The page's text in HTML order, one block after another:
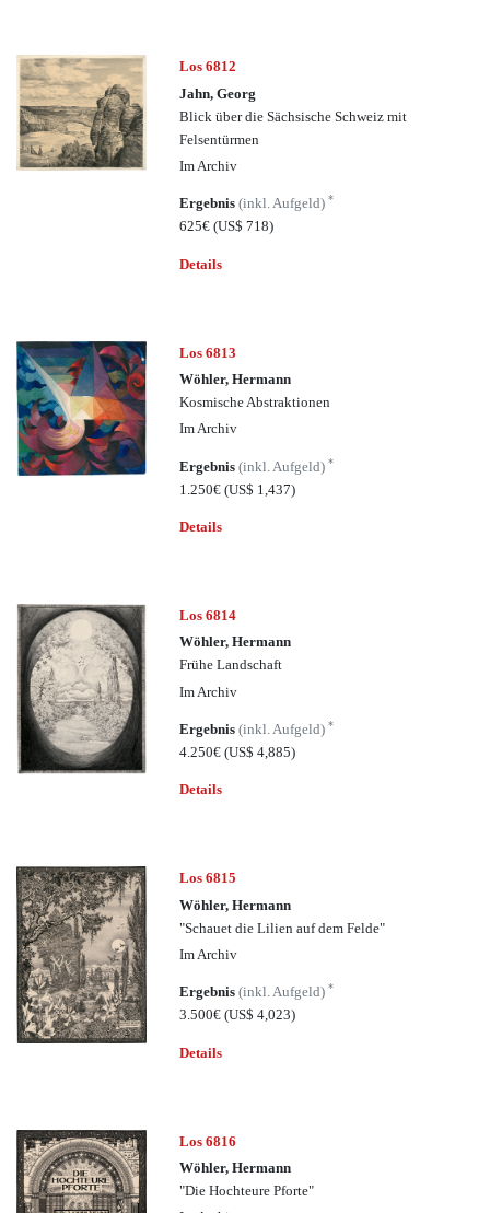
Los 6812
Jahn, Georg
Blick über die Sächsische Schweiz mit
Felsentürmen
Im Archiv
Ergebnis(inkl. Aufgeld)*
625€(US$ 718)
Details
Los 6813
Wöhler, Hermann
Kosmische Abstraktionen
Im Archiv
Ergebnis(inkl. Aufgeld)*
1.250€(US$ 1,437)
Details
Los 6814
Wöhler, Hermann
Frühe Landschaft
Im Archiv
Ergebnis(inkl. Aufgeld)*
4.250€(US$ 4,885)
Details
Los 6815
Wöhler, Hermann
"Schauet die Lilien auf dem Felde"
Im Archiv
Ergebnis(inkl. Aufgeld)*
3.500€(US$ 4,023)
Details
Los 6816
Wöhler, Hermann
"Die Hochteure Pforte"